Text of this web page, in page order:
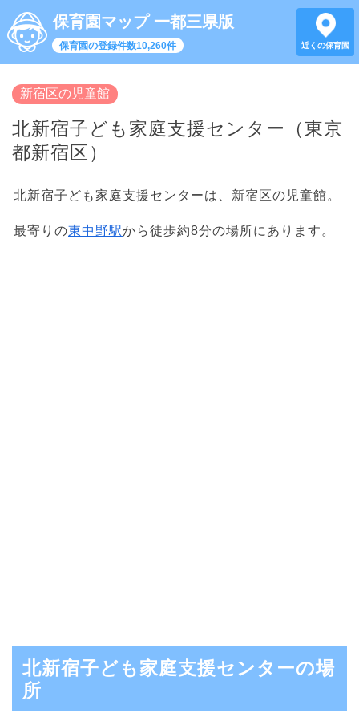
保育園マップ 一都三県版
保育園の登録件数10,260件 近くの保育園
新宿区の児童館
北新宿子ども家庭支援センター（東京
都新宿区）
北新宿子ども家庭支援センターは、新宿区の児童館。
最寄りの東中野駅から徒歩約8分の場所にあります。
北新宿子ども家庭支援センターの場
所